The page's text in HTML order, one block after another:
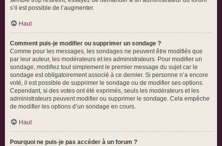
s’il est possible de l’augmenter.
Haut
Comment puis-je modifier ou supprimer un sondage ?
Comme pour les messages, les sondages ne peuvent être modifiés que
par leur auteur, les modérateurs et les administrateurs. Pour modifier un
sondage, modifiez tout simplement le premier message du sujet car le
sondage est obligatoirement associé à ce dernier. Si personne n’a encore
voté, il est possible de supprimer le sondage ou de modifier ses options.
Cependant, si des votes ont été exprimés, seuls les modérateurs et les
administrateurs peuvent modifier ou supprimer le sondage. Cela empêche
de modifier les options d’un sondage en cours.
Haut
Pourquoi ne puis-je pas accéder à un forum ?